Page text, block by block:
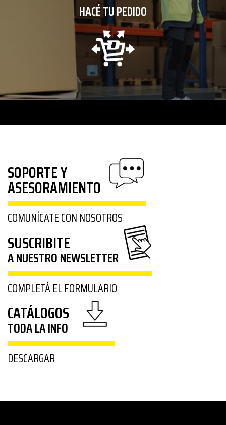
HACÉ TU PEDIDO
SOPORTE Y
ASESORAMIENTO
COMUNÍCATE CON NOSOTROS
SUSCRIBITE
A NUESTRO NEWSLETTER
COMPLETÁ EL FORMULARIO
CATÁLOGOS
TODA LA INFO
DESCARGAR